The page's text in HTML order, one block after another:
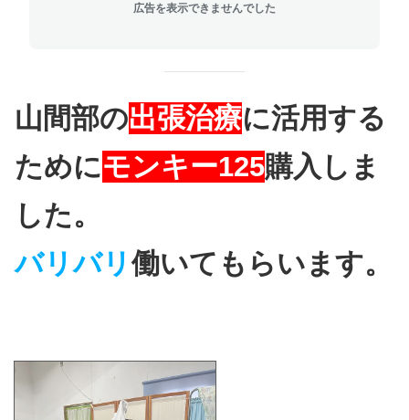
広告を表示できませんでした
山間部の出張治療に活用する
ためにモンキー125購入しま
した。
バリバリ働いてもらいます。